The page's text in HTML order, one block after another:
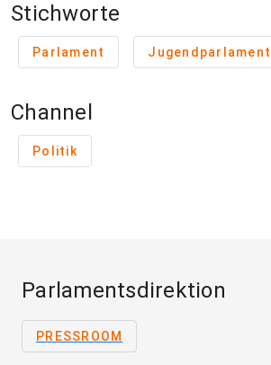
Stichworte
Parlament Jugendparlament
Channel
Politik
Parlamentsdirektion
PRESSROOM